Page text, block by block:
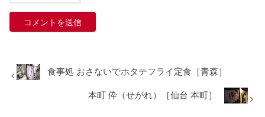
食事処 おさないでホタテフライ定食［青森］
本町 伜（せがれ）［仙台 本町］